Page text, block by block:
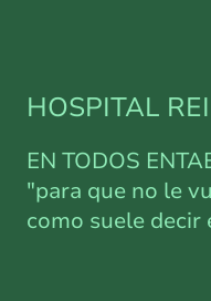
HOSPITAL
EN TODOS
"para que no le
como suele decir